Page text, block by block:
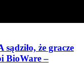
że gracze
BioWare –